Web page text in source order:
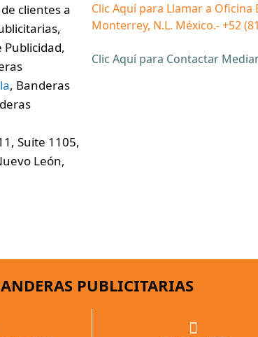
clientes a
Publicidad,
, Banderas
Suite 1105,
León,
Clic Aquí para Llamar a
Monterrey, N.L. México.- +52
Clic Aquí para Contactar
PUBLICITARIAS